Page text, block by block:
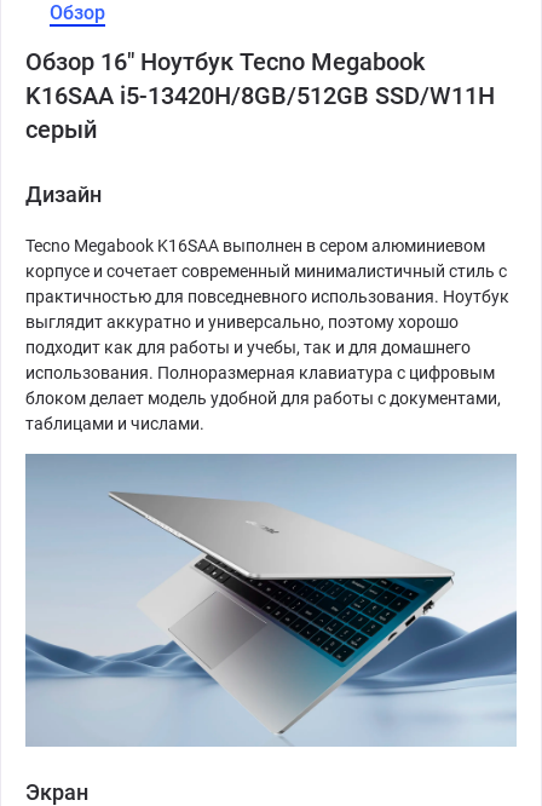
Обзор
Обзор 16" Ноутбук Tecno Megabook
K16SAA i5-13420H/8GB/512GB SSD/W11H
серый
Дизайн
Tecno Megabook K16SAA выполнен в сером алюминиевом
корпусе и сочетает современный минималистичный стиль с
практичностью для повседневного использования. Ноутбук
выглядит аккуратно и универсально, поэтому хорошо
подходит как для работы и учебы, так и для домашнего
использования. Полноразмерная клавиатура с цифровым
блоком делает модель удобной для работы с документами,
таблицами и числами.
Экран